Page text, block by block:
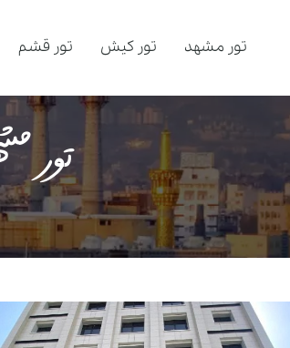
تور مشهد تور کیش تور قشم
تور